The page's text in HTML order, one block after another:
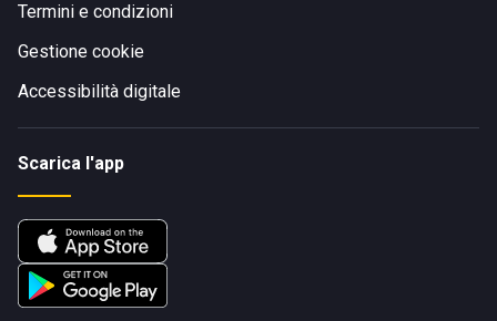
Termini e condizioni
Gestione cookie
Accessibilità digitale
Scarica l'app